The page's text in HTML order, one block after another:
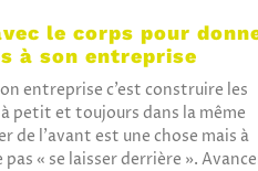
le corps pour
à son entreprise
entreprise c’est construire les
petit et toujours dans la même
de l’avant est une chose mais à
« se laisser derrière ».